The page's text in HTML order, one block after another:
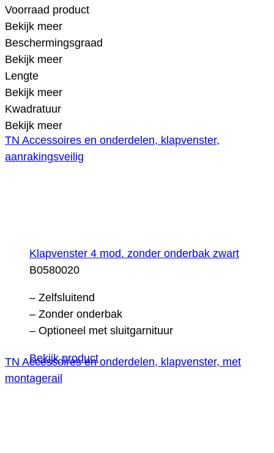
TN Accessoires en onderdelen, klapvenster,
aanrakingsveilig
TN Accessoires en onderdelen, klapvenster, met
montagerail
Voorraad product
Bekijk meer
Beschermingsgraad
Bekijk meer
Lengte
Bekijk meer
Kwadratuur
Bekijk meer
Klapvenster 4 mod. zonder onderbak zwart
B0580020
– Zelfsluitend
– Zonder onderbak
– Optioneel met sluitgarnituur
Bekijk product